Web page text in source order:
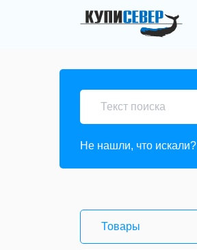
Не нашли, что искали?
Товары